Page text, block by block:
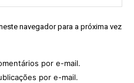
navegador para a próxima vez
por e-mail.
por e-mail.